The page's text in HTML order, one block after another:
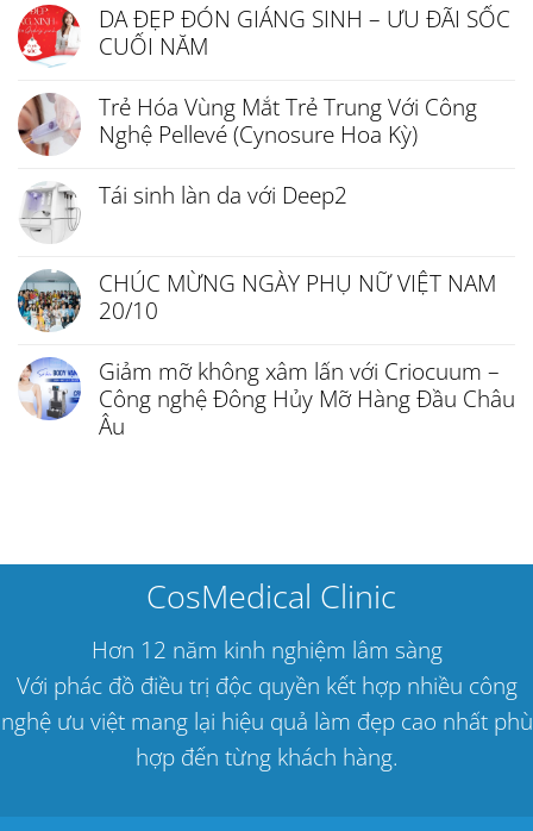
DA ĐẸP ĐÓN GIÁNG SINH – ƯU ĐÃI SỐC
CUỐI NĂM
Trẻ Hóa Vùng Mắt Trẻ Trung Với Công
Nghệ Pellevé (Cynosure Hoa Kỳ)
Tái sinh làn da với Deep2
CHÚC MỪNG NGÀY PHỤ NỮ VIỆT NAM
20/10
Giảm mỡ không xâm lấn với Criocuum –
Công nghệ Đông Hủy Mỡ Hàng Đầu Châu
Âu
CosMedical Clinic
Hơn 12 năm kinh nghiệm lâm sàng
Với phác đồ điều trị độc quyền kết hợp nhiều công
nghệ ưu việt mang lại hiệu quả làm đẹp cao nhất phù
hợp đến từng khách hàng.